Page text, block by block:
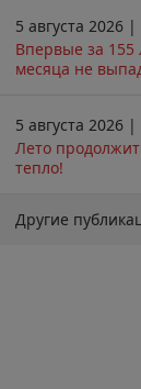
5 августа 2026 |
Впервые за 155
месяца не
5 августа 2026 |
Лето
тепло!
Другие